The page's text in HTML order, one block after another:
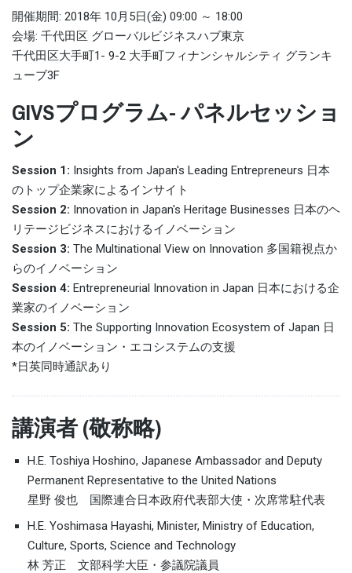
開催期間: 2018年 10月5日(金) 09:00 ～ 18:00
会場: 千代田区 グローバルビジネスハブ東京
千代田区大手町1- 9-2 大手町フィナンシャルシティ グランキ
ューブ3F
GIVSプログラム- パネルセッショ
ン
Session 1: Insights from Japan's Leading Entrepreneurs 日本
のトップ企業家によるインサイト
Session 2: Innovation in Japan's Heritage Businesses 日本のヘ
リテージビジネスにおけるイノベーション
Session 3: The Multinational View on Innovation 多国籍視点か
らのイノベーション
Session 4: Entrepreneurial Innovation in Japan 日本における企
業家のイノベーション
Session 5: The Supporting Innovation Ecosystem of Japan 日
本のイノベーション・エコシステムの支援
*日英同時通訳あり
講演者 (敬称略)
H.E. Toshiya Hoshino, Japanese Ambassador and Deputy
Permanent Representative to the United Nations
星野 俊也 国際連合日本政府代表部大使・次席常駐代表
H.E. Yoshimasa Hayashi, Minister, Ministry of Education,
Culture, Sports, Science and Technology
林 芳正 文部科学大臣・参議院議員